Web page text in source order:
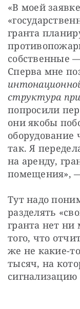
«В моей
гранта
собственные
Сперва мне
структура
попросили
они якобы
оборудование
так. Я
на аренду,
помещения»,
Тут надо
разделять
гранта нет ни
того, что
же не какие-
тысяч, на
сигнализацию